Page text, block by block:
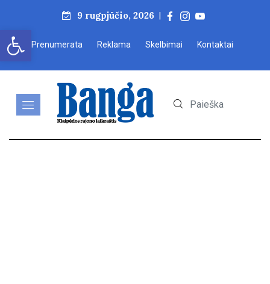
Open toolbar
9 rugpjūčio, 2026 |
Prenumerata Reklama Skelbimai Kontaktai